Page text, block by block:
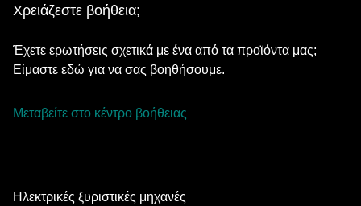
Χρειάζεστε βοήθεια;
Έχετε ερωτήσεις σχετικά με ένα από τα προϊόντα μας;
Είμαστε εδώ για να σας βοηθήσουμε.
Μεταβείτε στο κέντρο βοήθειας
Ηλεκτρικές ξυριστικές μηχανές